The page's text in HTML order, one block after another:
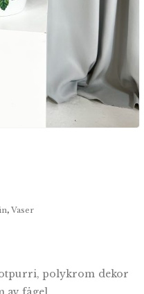
, Vaser
polykrom dekor